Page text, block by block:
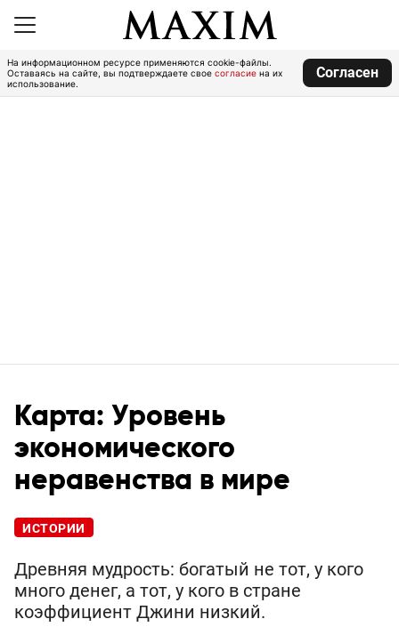
На информационном ресурсе применяются cookie-файлы.
Оставаясь на сайте, вы подтверждаете свое согласие на их
использование.
Согласен
Карта: Уровень
экономического
неравенства в мире
ИСТОРИИ
Древняя мудрость: богатый не тот, у кого
много денег, а тот, у кого в стране
коэффициент Джини низкий.